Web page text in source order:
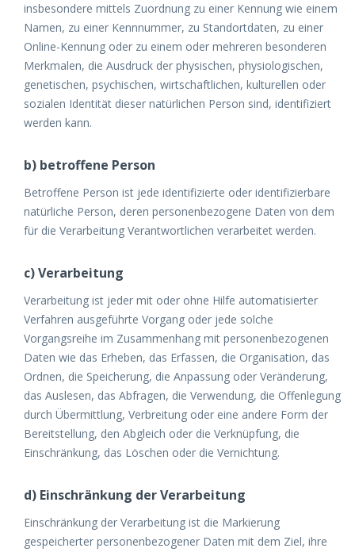
insbesondere mittels Zuordnung zu einer Kennung wie einem
Namen, zu einer Kennnummer, zu Standortdaten, zu einer
Online-Kennung oder zu einem oder mehreren besonderen
Merkmalen, die Ausdruck der physischen, physiologischen,
genetischen, psychischen, wirtschaftlichen, kulturellen oder
sozialen Identität dieser natürlichen Person sind, identifiziert
werden kann.
b) betroffene Person
Betroffene Person ist jede identifizierte oder identifizierbare
natürliche Person, deren personenbezogene Daten von dem
für die Verarbeitung Verantwortlichen verarbeitet werden.
c) Verarbeitung
Verarbeitung ist jeder mit oder ohne Hilfe automatisierter
Verfahren ausgeführte Vorgang oder jede solche
Vorgangsreihe im Zusammenhang mit personenbezogenen
Daten wie das Erheben, das Erfassen, die Organisation, das
Ordnen, die Speicherung, die Anpassung oder Veränderung,
das Auslesen, das Abfragen, die Verwendung, die Offenlegung
durch Übermittlung, Verbreitung oder eine andere Form der
Bereitstellung, den Abgleich oder die Verknüpfung, die
Einschränkung, das Löschen oder die Vernichtung.
d) Einschränkung der Verarbeitung
Einschränkung der Verarbeitung ist die Markierung
gespeicherter personenbezogener Daten mit dem Ziel, ihre